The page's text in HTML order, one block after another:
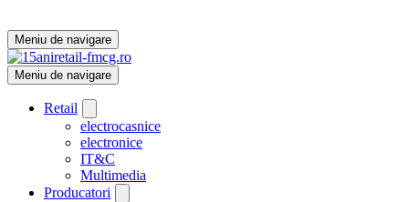
Meniu de navigare
Meniu de navigare
Retail
electrocasnice
electronice
IT&C
Multimedia
Producatori